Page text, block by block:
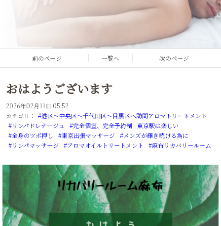
前のページ 一覧へ 次のページ
おはようございます
2026年02月11日 05:52
カテゴリ： #港区～中央区～千代田区～目黒区へ訪問アロマトリートメント
#リンパドレナージュ
#完全個室、完全予約制
東京駅は楽しい
#全身のツボ押し
#東京出張マッサージ
#メンズが輝き続ける為に
#リンパマッサージ
#アロマオイルトリートメント #麻布リカバリールーム